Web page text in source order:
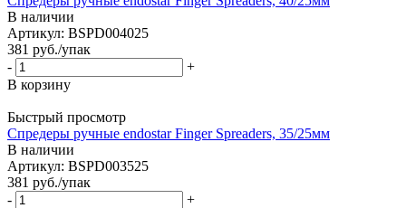
В наличии
Артикул: BSPD004025
381 руб./упак
-
+
В корзину
Быстрый просмотр
Спредеры ручные endostar Finger Spreaders, 35/25мм
В наличии
Артикул: BSPD003525
381 руб./упак
-
+